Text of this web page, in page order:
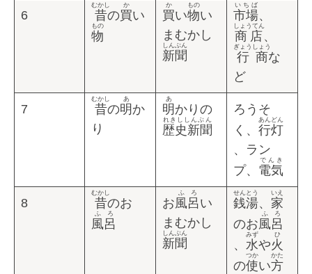
6 昔
むかし
の買
か
い
物
もの
買
か
い物
もの
い
まむかし
新聞
しんぶん
市場
いちば
、
商店
しょうてん
、
行商
ぎょうしょう
な
ど
7 昔
むかし
の明
あ
か
り
明
あ
かりの
歴史新聞
れきししんぶん
ろうそ
く、 行灯
あんどん
、ラン
プ、 電気
でんき
8 昔
むかし
のお
風呂
ふろ
お風呂
ふろ
い
まむかし
新聞
しんぶん
銭湯
せんとう
、 家
いえ
のお風呂
ふろ
、 水
みず
や火
ひ
の使
つか
い方
かた